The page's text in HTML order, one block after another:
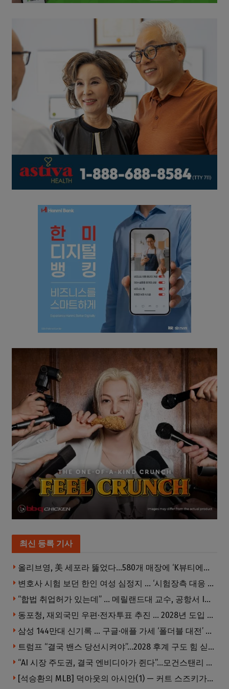
최신 등록 기사
올리브영, 美 세포라 뚫었다…580개 매장에 ‘K뷰티에딧’ 론칭
변호사 시험 보던 한인 여성 심정지 … ‘시험장측 대응 부적절’ 소송
“합법 취업허가 있는데” … 메릴랜드대 교수, 공항서 ICE에 체포, 구금 중
동포청, 재외국민 우편·전자투표 추진 … 2028년 도입 목표
삼성 144만대 신기록 … 구글·애플 가세 ‘폴더블 대전’ 열린다
트럼프 “결국 밴스 당선시켜야”…2028 후계 구도 힘 싣나
“AI 시장 주도권, 결국 엔비디아가 쥔다”…모건스탠리 장담
[석승환의 MLB] 덕아웃의 아시안(1) — 커트 스즈키가 우리에게 묻는 것